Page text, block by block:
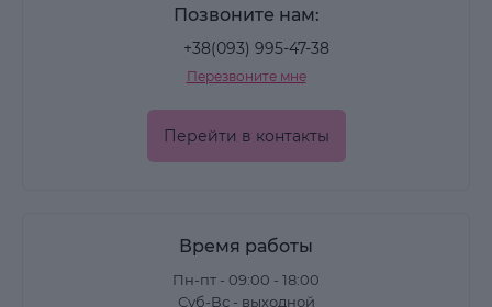
Позвоните нам:
+38(093) 995-47-38
Перезвоните мне
Перейти в контакты
Время работы
Пн-пт - 09:00 - 18:00
Суб-Вс - выходной